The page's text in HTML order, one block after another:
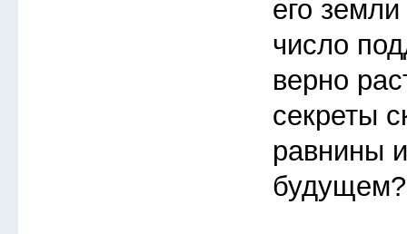
его
число
верно
секреты
равнины
будущем?